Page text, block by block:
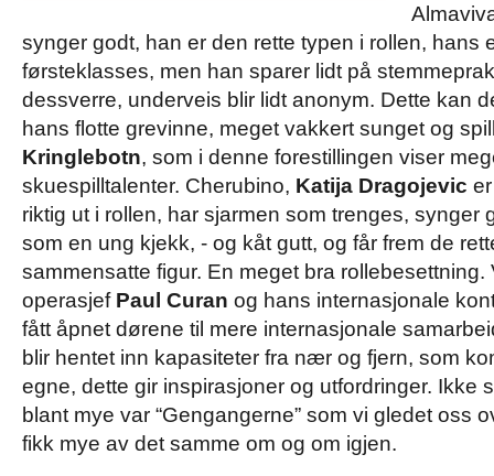
synger godt, han er den rette typen i rollen, hans
førsteklasses, men han sparer lidt på
dessverre, underveis blir lidt anonym. Dette kan
hans flotte grevinne, meget vakkert sunget og
Kringlebotn, som i denne forestillingen viser
skuespilltalenter. Cherubino, Katija Dragojevic
riktig ut i rollen, har sjarmen som trenges, synger
som en ung kjekk, - og kåt gutt, og får frem de
sammensatte figur. En meget bra rollebesettning.
operasjef Paul Curan og hans internasjonale
fått åpnet dørene til mere internasjonale
blir hentet inn kapasiteter fra nær og fjern, som
egne, dette gir inspirasjoner og utfordringer. Ikke
blant mye var “Gengangerne” som vi gledet oss
fikk mye av det samme om og om igjen.